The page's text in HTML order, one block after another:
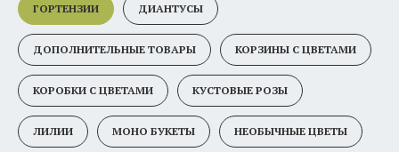
ГОРТЕНЗИИ ДИАНТУСЫ
ДОПОЛНИТЕЛЬНЫЕ ТОВАРЫ КОРЗИНЫ С ЦВЕТАМИ
КОРОБКИ С ЦВЕТАМИ КУСТОВЫЕ РОЗЫ
ЛИЛИИ МОНО БУКЕТЫ НЕОБЫЧНЫЕ ЦВЕТЫ